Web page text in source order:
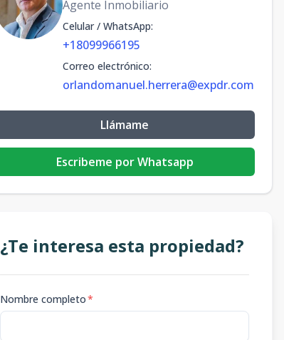
Agente Inmobiliario
Celular / WhatsApp:
+18099966195
Correo electrónico:
orlandomanuel.herrera@expdr.com
Llámame
Escribeme por Whatsapp
¿Te interesa esta propiedad?
Nombre completo*